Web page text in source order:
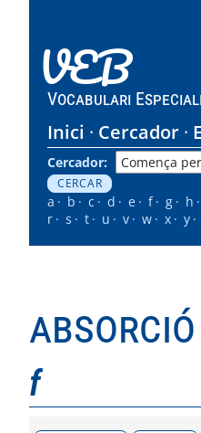
VEB
Vocabulari
Inici Cercador
Cercador:
a b c d e f g h
r
s t u v w x y
f